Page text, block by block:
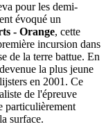
pour les demi-
évoqué un
- Orange, cette
incursion dans
de la terre battue. En
la plus jeune
en 2001. Ce
de l'épreuve
particulièrement
surface.